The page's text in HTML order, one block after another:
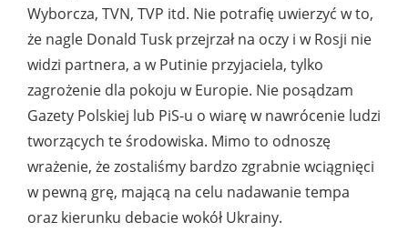
Wyborcza, TVN, TVP itd. Nie potrafię uwierzyć w to,
że nagle Donald Tusk przejrzał na oczy i w Rosji nie
widzi partnera, a w Putinie przyjaciela, tylko
zagrożenie dla pokoju w Europie. Nie posądzam
Gazety Polskiej lub PiS-u o wiarę w nawrócenie ludzi
tworzących te środowiska. Mimo to odnoszę
wrażenie, że zostaliśmy bardzo zgrabnie wciągnięci
w pewną grę, mającą na celu nadawanie tempa
oraz kierunku debacie wokół Ukrainy.